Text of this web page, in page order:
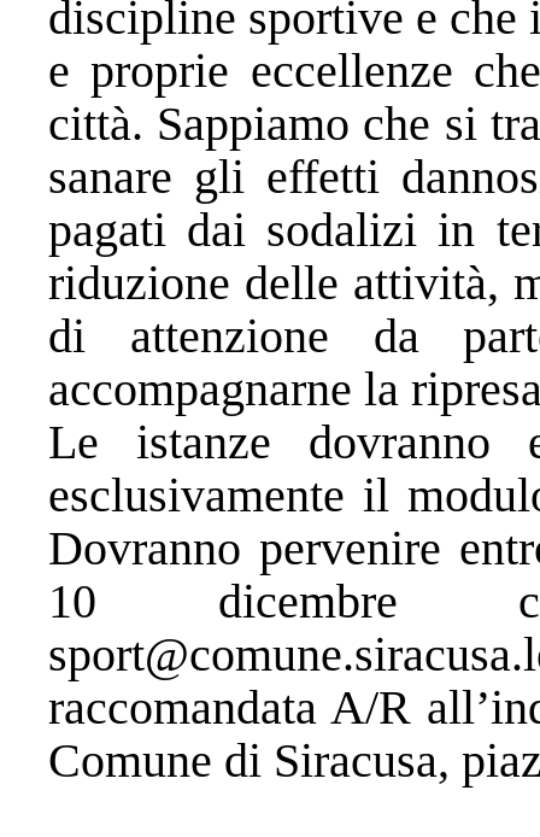
discipline sportive e che
e proprie eccellenze
città. Sappiamo che si
sanare gli effetti
pagati dai sodalizi in
riduzione delle attività,
di attenzione da
accompagnarne la
Le istanze dovranno
esclusivamente il
Dovranno pervenire
10 dicembre
raccomandata A/R
Comune di Siracusa,